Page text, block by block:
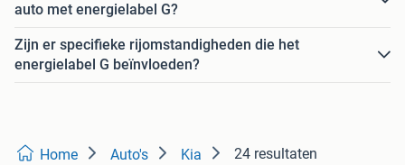
auto met energielabel G?
Zijn er specifieke rijomstandigheden die het
energielabel G beïnvloeden?
Home Auto's Kia 24 resultaten